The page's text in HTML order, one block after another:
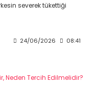
severek tükettiği
24/06/2026 08:41